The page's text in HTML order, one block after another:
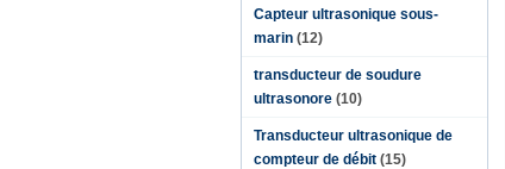
Capteur ultrasonique sous-
marin (12)
transducteur de soudure
ultrasonore (10)
Transducteur ultrasonique de
compteur de débit (15)